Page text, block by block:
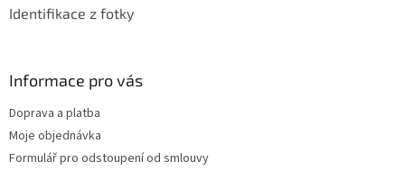
Identifikace z fotky
Informace pro vás
Doprava a platba
Moje objednávka
Formulář pro odstoupení od smlouvy